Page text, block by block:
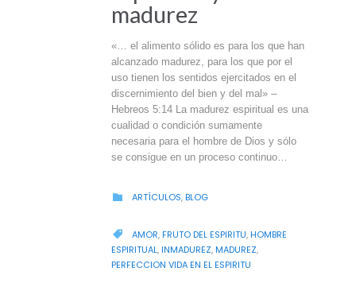
madurez
«… el alimento sólido es para los que han
alcanzado madurez, para los que por el
uso tienen los sentidos ejercitados en el
discernimiento del bien y del mal» –
Hebreos 5:14 La madurez espiritual es una
cualidad o condición sumamente
necesaria para el hombre de Dios y sólo
se consigue en un proceso continuo…
 CATEGORY
ARTÍCULOS, BLOG
 CATEGORY
AMOR, FRUTO DEL ESPIRITU, HOMBRE
ESPIRITUAL, INMADUREZ, MADUREZ,
PERFECCION VIDA EN EL ESPIRITU